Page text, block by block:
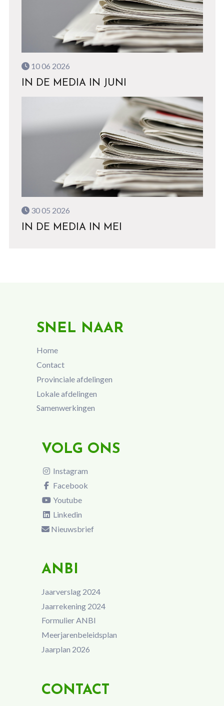
10 06 2026
IN DE MEDIA IN JUNI
30 05 2026
IN DE MEDIA IN MEI
SNEL NAAR
Home
Contact
Provinciale afdelingen
Lokale afdelingen
Samenwerkingen
VOLG ONS
Instagram
Facebook
Youtube
Linkedin
Nieuwsbrief
ANBI
Jaarverslag 2024
Jaarrekening 2024
Formulier ANBI
Meerjarenbeleidsplan
Jaarplan 2026
CONTACT